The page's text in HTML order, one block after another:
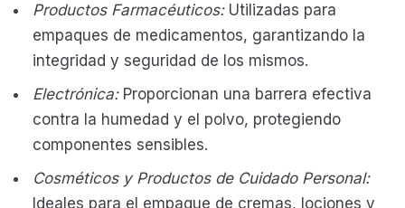
Productos Farmacéuticos:Utilizadas para
empaques de medicamentos, garantizando la
integridad y seguridad de los mismos.
Electrónica:Proporcionan una barrera efectiva
contra la humedad y el polvo, protegiendo
componentes sensibles.
Cosméticos y Productos de Cuidado Personal:
Ideales para el empaque de cremas, lociones y